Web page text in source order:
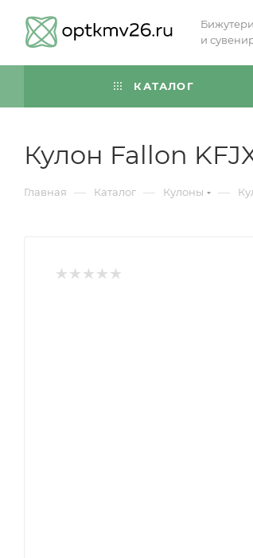
и
КАТАЛОГ
Кулон Fallon
Главная — Каталог — Кулоны —